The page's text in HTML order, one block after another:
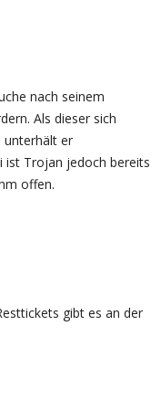
nach seinem
Als dieser sich
unterhält er
ist Trojan jedoch bereits
offen.
gibt es an der